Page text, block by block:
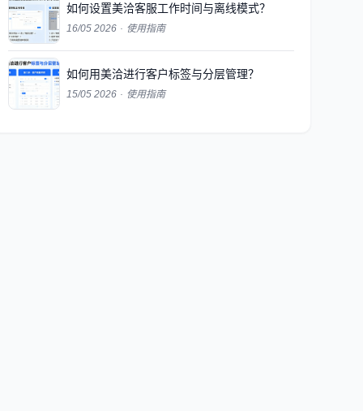
如何设置美洽客服工作时间与离线模式？
16/05 2026 · 使用指南
如何用美洽进行客户标签与分层管理？
15/05 2026 · 使用指南